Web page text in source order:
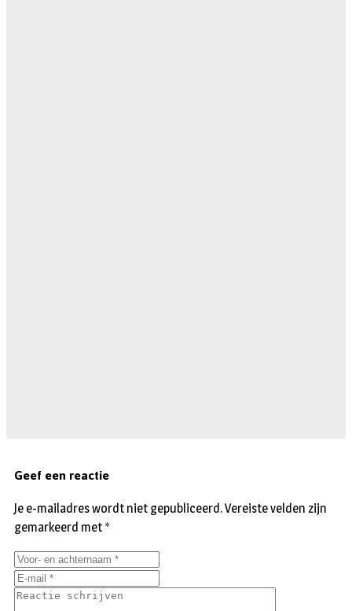
Geef een reactie
Je e-mailadres wordt niet gepubliceerd.Vereiste velden zijn
gemarkeerd met *